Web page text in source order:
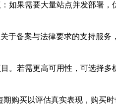
如果需要大量站点并发部署，
于备案与法律要求的支持服务
。若需更高可用性，可选择多
购买以评估真实表现，购买